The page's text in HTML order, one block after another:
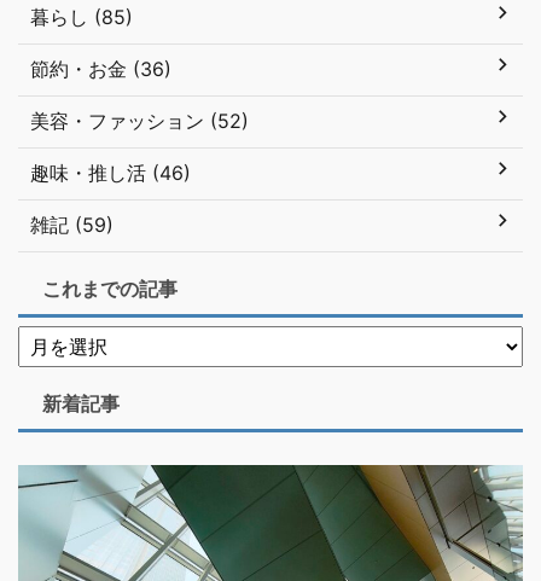
暮らし (85)
節約・お金 (36)
美容・ファッション (52)
趣味・推し活 (46)
雑記 (59)
これまでの記事
新着記事